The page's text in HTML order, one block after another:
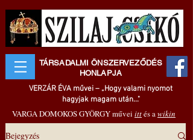
TÁRSADALMI ÖNSZERVEZŐDÉS
HONLAPJA
VERZÁR ÉVA művei – „Hogy valami nyomot
hagyjak magam után..."
VARGA DOMOKOS GYÖRGY művei ittés awikin
Bejegyzés